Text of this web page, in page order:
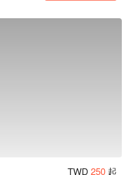
TWD 250 起